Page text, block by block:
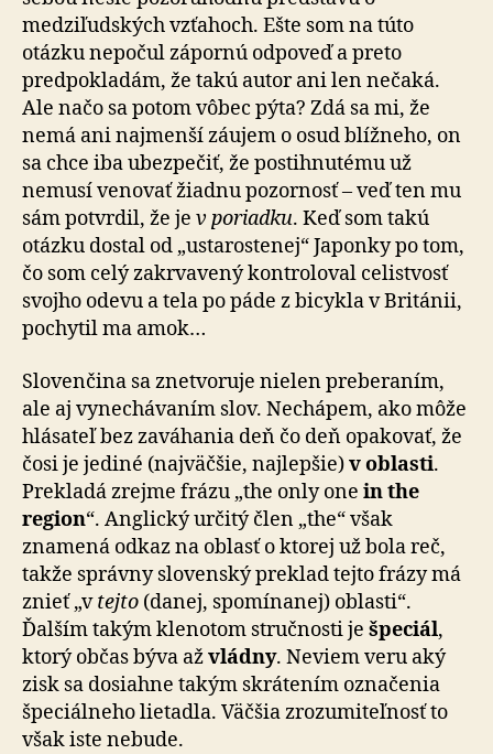
medziľudských vzťahoch. Ešte som na túto
otázku nepočul zápornú odpoveď a preto
predpokladám, že takú autor ani len nečaká.
Ale načo sa potom vôbec pýta? Zdá sa mi, že
nemá ani najmenší záujem o osud blížneho, on
sa chce iba ubezpečiť, že postihnutému už
nemusí venovať žiadnu pozornosť – veď ten mu
sám potvrdil, že je v poriadku. Keď som takú
otázku dostal od „ustarostenej“ Japonky po tom,
čo som celý zakrvavený kontroloval celistvosť
svojho odevu a tela po páde z bicykla v Británii,
pochytil ma amok…
Slovenčina sa znetvoruje nielen preberaním,
ale aj vynechávaním slov. Nechápem, ako môže
hlásateľ bez zaváhania deň čo deň opakovať, že
čosi je jediné (najväčšie, najlepšie)v oblasti.
Prekladá zrejme frázu „the only one in the
region“. Anglický určitý člen „the“ však
znamená odkaz na oblasť o ktorej už bola reč,
takže správny slovenský preklad tejto frázy má
znieť „vtejto (danej, spomínanej) oblasti“.
Ďalším takým klenotom stručnosti je špeciál,
ktorý občas býva ažvládny. Neviem veru aký
zisk sa dosiahne takým skrátením označenia
špeciálneho lietadla. Väčšia zrozumiteľnosť to
však iste nebude.